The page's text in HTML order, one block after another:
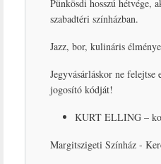
Pünkösdi hosszú hétvége,
szabadtéri színházban.
Jazz, bor, kulináris
Jegyvásárláskor ne
jogosító kódját!
KURT ELLING –
Margitszigeti Színház -